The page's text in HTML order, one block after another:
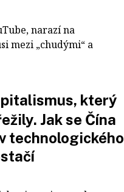
narazí na
mezi „chudými“ a
který
Jak se Čína
technologického